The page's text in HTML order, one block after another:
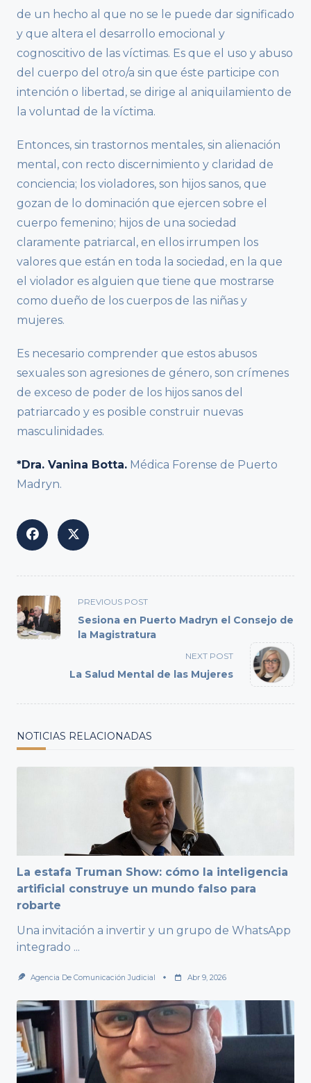
de un hecho al que no se le puede dar significado
y que altera el desarrollo emocional y
cognoscitivo de las víctimas. Es que el uso y abuso
del cuerpo del otro/a sin que éste participe con
intención o libertad, se dirige al aniquilamiento de
la voluntad de la víctima.
Entonces, sin trastornos mentales, sin alienación
mental, con recto discernimiento y claridad de
conciencia; los violadores, son hijos sanos, que
gozan de lo dominación que ejercen sobre el
cuerpo femenino; hijos de una sociedad
claramente patriarcal, en ellos irrumpen los
valores que están en toda la sociedad, en la que
el violador es alguien que tiene que mostrarse
como dueño de los cuerpos de las niñas y
mujeres.
Es necesario comprender que estos abusos
sexuales son agresiones de género, son crímenes
de exceso de poder de los hijos sanos del
patriarcado y es posible construir nuevas
masculinidades.
*Dra. Vanina Botta. Médica Forense de Puerto
Madryn.
<span
class="nav-
subtitle
PREVIOUS POST
Sesiona en Puerto Madryn el Consejo de
la Magistratura
NEXT POST
La Salud Mental de las Mujeres
NOTICIAS RELACIONADAS
La estafa Truman Show: cómo la inteligencia
artificial construye un mundo falso para
robarte
Una invitación a invertir y un grupo de WhatsApp
integrado ...
Agencia De Comunicación Judicial Abr 9, 2026